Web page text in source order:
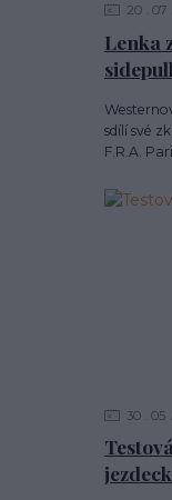
Lenka
20 07
sdílí své
F.R.A.
30 05